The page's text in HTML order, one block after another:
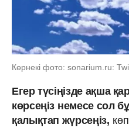
Көрнекі фото: sonarium.ru:
Егер түсіңізде ақша
көрсеңіз немесе сол
қалықтап жүрсеңіз,